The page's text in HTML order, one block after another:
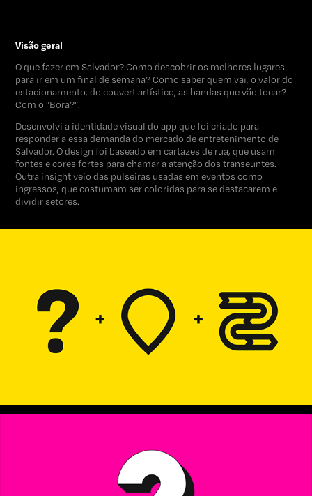
Visão geral
O que fazer em Salvador? Como descobrir os melhores lugares
para ir em um final de semana? Como saber quem vai, o valor do
estacionamento, do couvert artístico, as bandas que vão tocar?
Com o "Bora?".
Desenvolvi a identidade visual do app que foi criado para
responder a essa demanda do mercado de entretenimento de
Salvador. O design foi baseado em cartazes de rua, que usam
fontes e cores fortes para chamar a atenção dos transeuntes.
Outra insight veio das pulseiras usadas em eventos como
ingressos, que costumam ser coloridas para se destacarem e
dividir setores.